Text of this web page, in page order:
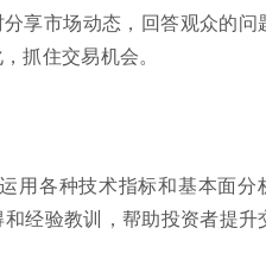
享市场动态，回答观众的问
抓住交易机会。
用各种技术指标和基本面分
经验教训，帮助投资者提升